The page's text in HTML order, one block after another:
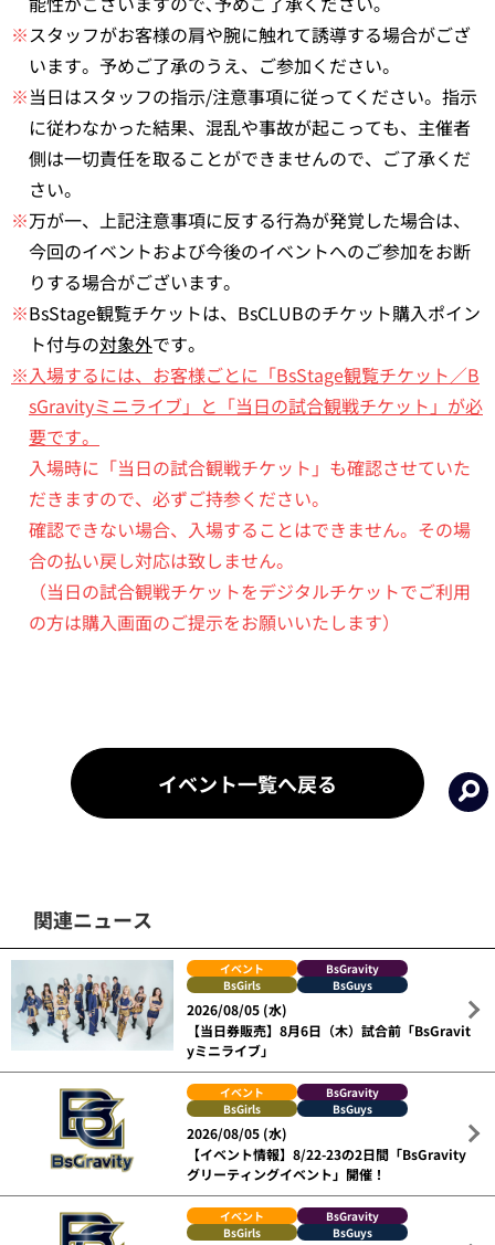
※スタッフがお客様の肩や腕に触れて誘導する場合がござ
います。予めご了承のうえ、ご参加ください。
※当日はスタッフの指示/注意事項に従ってください。指示
に従わなかった結果、混乱や事故が起こっても、主催者
側は一切責任を取ることができませんので、ご了承くだ
さい。
※万が一、上記注意事項に反する行為が発覚した場合は、
今回のイベントおよび今後のイベントへのご参加をお断
りする場合がございます。
※BsStage観覧チケットは、BsCLUBのチケット購入ポイン
ト付与の対象外です。
※入場するには、お客様ごとに「BsStage観覧チケット／B
sGravityミニライブ」と「当日の試合観戦チケット」が必
要です。
入場時に「当日の試合観戦チケット」も確認させていた
だきますので、必ずご持参ください。
確認できない場合、入場することはできません。その場
合の払い戻し対応は致しません。
（当日の試合観戦チケットをデジタルチケットでご利用
の方は購入画面のご提示をお願いいたします）
イベント一覧へ戻る
関連ニュース
イベント
BsGravity
BsGirls
BsGuys
2026/08/05 (水)
【当日券販売】8月6日（木）試合前「BsGravit
yミニライブ」
イベント
BsGravity
BsGirls
BsGuys
2026/08/05 (水)
【イベント情報】8/22-23の2日間「BsGravity
グリーティングイベント」開催！
イベント
BsGravity
BsGirls
BsGuys